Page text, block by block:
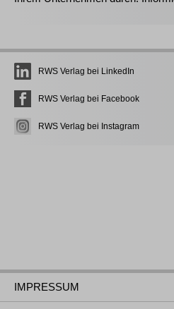
RWS Verlag bei LinkedIn
RWS Verlag bei Facebook
RWS Verlag bei Instagram
IMPRESSUM